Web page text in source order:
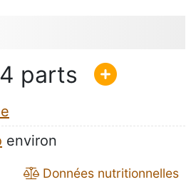
4
environ
Données nutritionnelles